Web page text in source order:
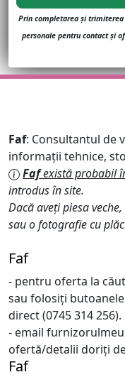
Prin completarea și
personale pentru contact și
Faf: Consultantul de
informații tehnice,
Fafexistă probabil
introdus în site.
Dacă aveți piesa
sau o fotografie cu
Faf
- pentru oferta la
sau folosiți
direct (0745 314 256).
- email
ofertă/detalii doriți
Faf